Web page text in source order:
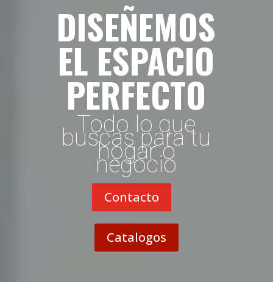
DISEÑEMOS
EL ESPACIO
PERFECTO
Todo lo que
buscas para tu
hogar o
negocio
Contacto
Catalogos